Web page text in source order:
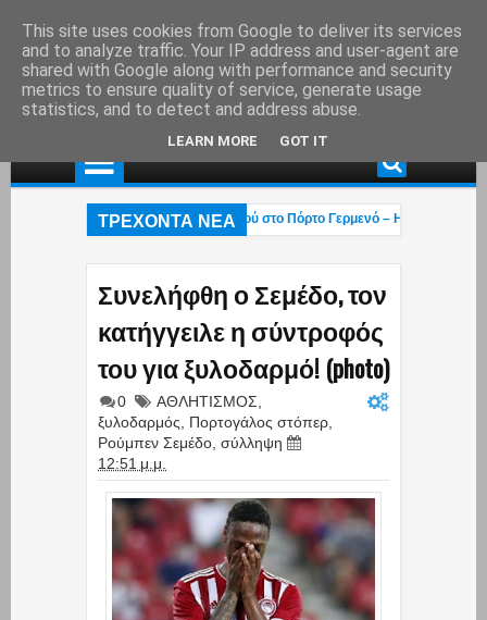
ΤΡΕΧΟΝΤΑ ΝΕΑ
Στάχτη το εξοχικό του ηθοποιού στο Πόρτο Γερμενό – Η ανάρτηση του
Συνελήφθη ο Σεμέδο, τον
κατήγγειλε η σύντροφός
του για ξυλοδαρμό! (photo)
0 ΑΘΛΗΤΙΣΜΟΣ
ξυλοδαρμός
Πορτογάλος στόπερ
Ρούμπεν Σεμέδο σύλληψη
12:51 μ.μ.
This site uses cookies from Google to deliver its services
and to analyze traffic. Your IP address and user-agent are
shared with Google along with performance and security
metrics to ensure quality of service, generate usage
statistics, and to detect and address abuse.
LEARN MORE GOT IT